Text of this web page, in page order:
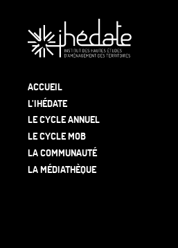
ACCUEIL
L’IHÉDATE
LE CYCLE ANNUEL
LE CYCLE MOB
LA COMMUNAUTÉ
LA MÉDIATHÈQUE